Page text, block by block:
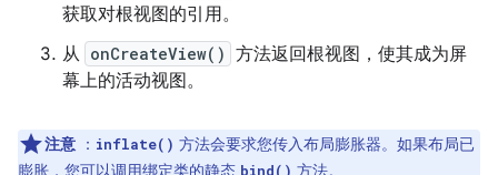
获取对根视图的引用。
从 onCreateView() 方法返回根视图，使其成为屏
幕上的活动视图。
注意 ： inflate() 方法会要求您传入布局膨胀器。如果布局已
膨胀，您可以调用绑定类的静态 bind() 方法。